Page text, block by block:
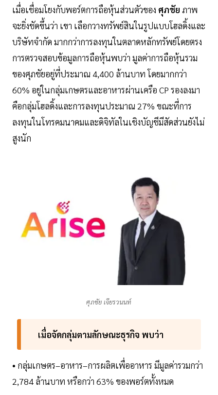
เมื่อเชื่อมโยงกับพอร์ตการถือหุ้นส่วนตัวของ ศุภชัย ภาพ
จะยิ่งชัดขึ้นว่า เขา เลือกวางทรัพย์สินในรูปแบบโฮลดิ้งและ
บริษัทจำกัด มากกว่าการลงทุนในตลาดหลักทรัพย์โดยตรง
การตรวจสอบข้อมูลการถือหุ้นพบว่า มูลค่าการถือหุ้นรวม
ของศุภชัยอยู่ที่ประมาณ 4,400 ล้านบาท โดยมากกว่า
60% อยู่ในกลุ่มเกษตรและอาหารผ่านเครือ CP รองลงมา
คือกลุ่มโฮลดิ้งและการลงทุนประมาณ 27% ขณะที่การ
ลงทุนในโทรคมนาคมและดิจิทัลในเชิงบัญชีมีสัดส่วนยังไม่
สูงนัก
ศุภชัย เจียรวนนท์
เมื่อจัดกลุ่มตามลักษณะธุรกิจ พบว่า
• กลุ่มเกษตร–อาหาร–การผลิตเพื่ออาหาร มีมูลค่ารวมกว่า
2,784 ล้านบาท หรือกว่า 63% ของพอร์ตทั้งหมด